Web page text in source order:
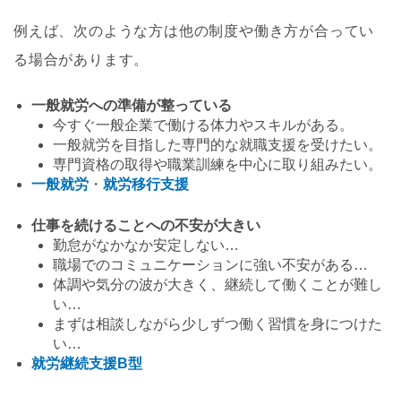
例えば、次のような方は他の制度や働き方が合ってい
る場合があります。
一般就労への準備が整っている
今すぐ一般企業で働ける体力やスキルがある。
一般就労を目指した専門的な就職支援を受けたい。
専門資格の取得や職業訓練を中心に取り組みたい。
一般就労 ・ 就労移行支援
仕事を続けることへの不安が大きい
勤怠がなかなか安定しない…
職場でのコミュニケーションに強い不安がある…
体調や気分の波が大きく、継続して働くことが難し
い…
まずは相談しながら少しずつ働く習慣を身につけた
い…
就労継続支援B型